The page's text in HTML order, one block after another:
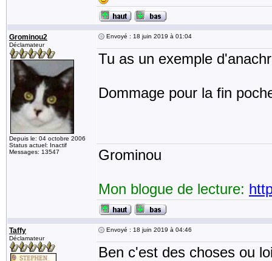
Grominou2
Déclamateur
Depuis le: 04 octobre 2006
Status actuel: Inactif
Messages: 13547
Envoyé : 18 juin 2019 à 01:04
Tu as un exemple
Dommage pour la fin
Grominou
Mon blogue de lecture:
Taffy
Déclamateur
Envoyé : 18 juin 2019 à 04:46
Ben c'est des choses ou